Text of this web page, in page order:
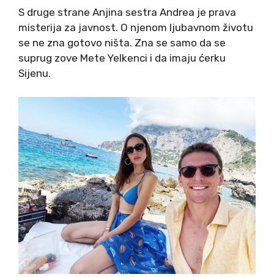
S druge strane Anjina sestra Andrea je prava
misterija za javnost. O njenom ljubavnom životu
se ne zna gotovo ništa. Zna se samo da se
suprug zove Mete Yelkenci i da imaju ćerku
Sijenu.